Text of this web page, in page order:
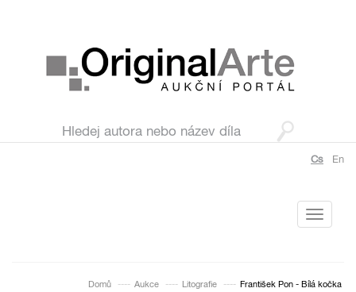
Cs En
Toggle
Domů Aukce Litografie František Pon - Bílá kočka